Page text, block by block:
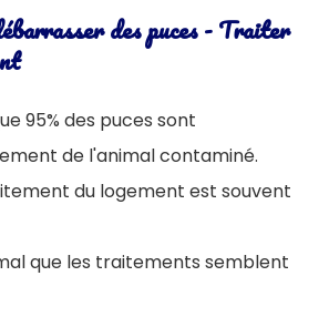
des puces - Traiter
95% des puces sont
de l'animal contaminé.
du logement est souvent
que les traitements semblent